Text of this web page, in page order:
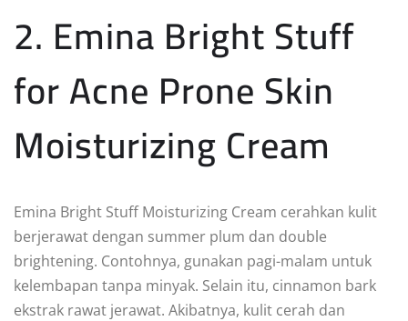
2. Emina Bright Stuff
for Acne Prone Skin
Moisturizing Cream
Emina Bright Stuff Moisturizing Cream cerahkan kulit
berjerawat dengan summer plum dan double
brightening. Contohnya, gunakan pagi-malam untuk
kelembapan tanpa minyak. Selain itu, cinnamon bark
ekstrak rawat jerawat. Akibatnya, kulit cerah dan